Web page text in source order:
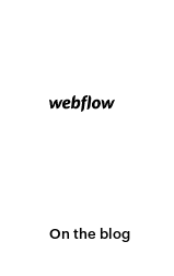
On the blog